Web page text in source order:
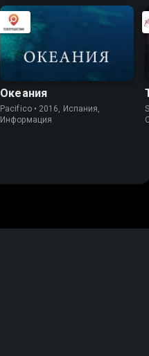
Океания
Pacifico • 2016, Испания,
Информация